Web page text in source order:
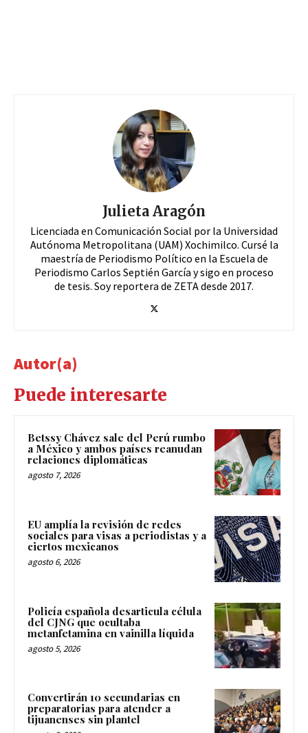
Julieta Aragón
Licenciada en Comunicación Social por la Universidad
Autónoma Metropolitana (UAM) Xochimilco. Cursé la
maestría de Periodismo Político en la Escuela de
Periodismo Carlos Septién García y sigo en proceso
de tesis. Soy reportera de ZETA desde 2017.
Autor(a)
Puede interesarte
Betssy Chávez sale del Perú rumbo
a México y ambos países reanudan
relaciones diplomáticas
agosto 7, 2026
EU amplía la revisión de redes
sociales para visas a periodistas y a
ciertos mexicanos
agosto 6, 2026
Policía española desarticula célula
del CJNG que ocultaba
metanfetamina en vainilla líquida
agosto 5, 2026
Convertirán 10 secundarias en
preparatorias para atender a
tijuanenses sin plantel